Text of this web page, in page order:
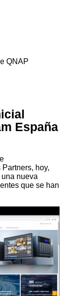
QNAP
España
hoy,
nueva
que se han